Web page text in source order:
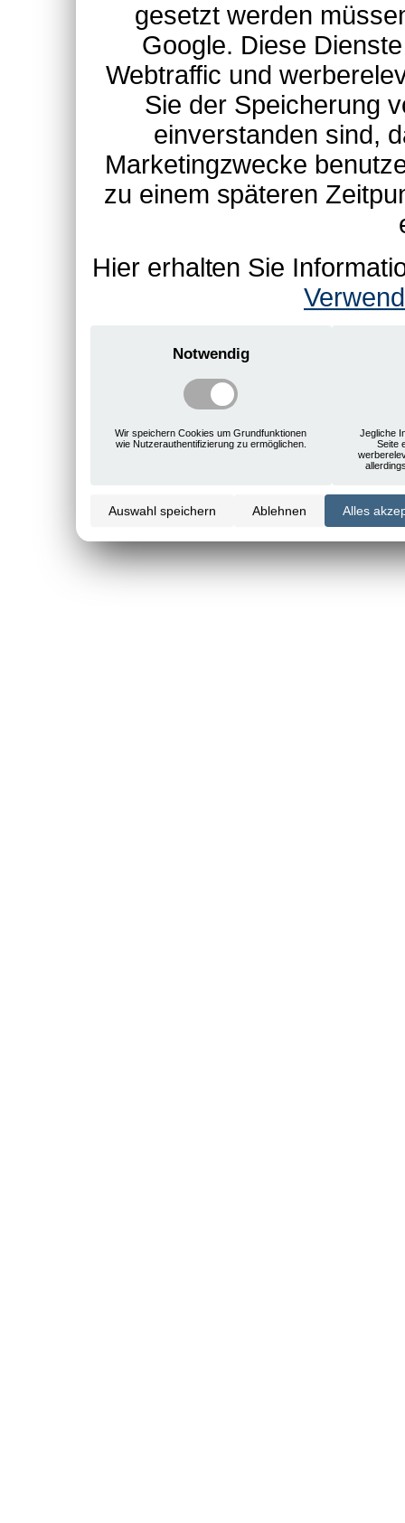
gesetzt werden
Google. Diese
Webtraffic und
Sie der Speicherung
einverstanden sind,
Marketingzwecke
zu einem späteren
Hier erhalten Sie
Notwendig
Wir speichern Cookies um Grundfunktionen
wie Nutzerauthentifizierung zu ermöglichen.
Jegliche
Seite
Auswahl speichern Ablehnen Alles